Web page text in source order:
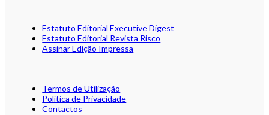
Estatuto Editorial Executive Digest
Estatuto Editorial Revista Risco
Assinar Edição Impressa
Termos de Utilização
Política de Privacidade
Contactos